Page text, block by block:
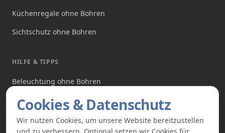
Küchenregale ohne Bohren
Sichtschutz ohne Bohren
HILFE & TIPPS
Beleuchtung ohne Bohren
Produkte ohne Bohren
Angebote
Cookies & Datenschutz
Wir nutzen Cookies, um unsere Website bereitzustellen